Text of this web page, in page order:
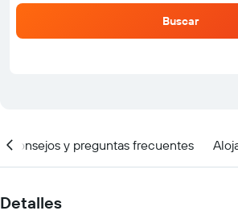
Buscar
Consejos y preguntas frecuentes
Detalles